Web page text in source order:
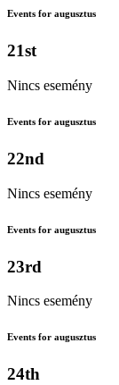
Events for augusztus
21st
Nincs esemény
Events for augusztus
22nd
Nincs esemény
Events for augusztus
23rd
Nincs esemény
Events for augusztus
24th